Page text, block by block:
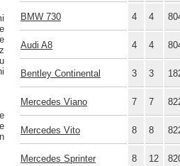
BMW 730 4 4
Audi A8 4 4
Bentley Continental 3 3
Mercedes Viano 7 7
Mercedes Vito 8 8
Mercedes Sprinter 8 12